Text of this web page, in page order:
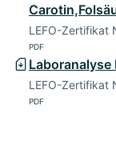
LEFO-Zertifikat
PDF
LEFO-Zertifikat
PDF